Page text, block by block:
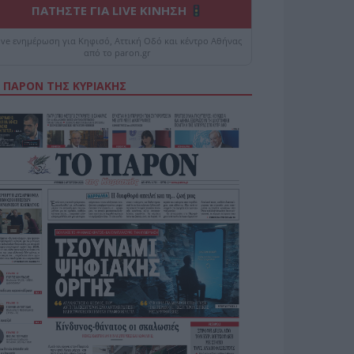
ΠΑΤΗΣΤΕ ΓΙΑ LIVE ΚΙΝΗΣΗ
ενημέρωση για Κηφισό, Αττική Οδό και κέντρο Αθήνας
από το paron.gr
ΤΗΣ ΚΥΡΙΑΚΗΣ